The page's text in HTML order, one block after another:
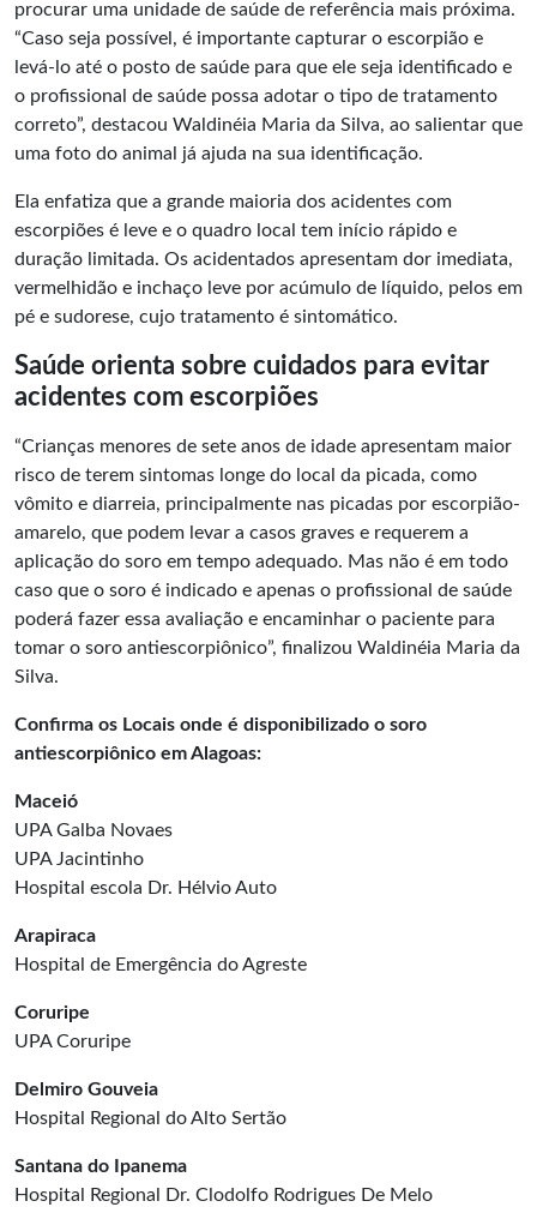
procurar uma unidade de saúde de referência mais próxima.
“Caso seja possível, é importante capturar o escorpião e
levá-lo até o posto de saúde para que ele seja identificado e
o profissional de saúde possa adotar o tipo de tratamento
correto”, destacou Waldinéia Maria da Silva, ao salientar que
uma foto do animal já ajuda na sua identificação.
Ela enfatiza que a grande maioria dos acidentes com
escorpiões é leve e o quadro local tem início rápido e
duração limitada. Os acidentados apresentam dor imediata,
vermelhidão e inchaço leve por acúmulo de líquido, pelos em
pé e sudorese, cujo tratamento é sintomático.
Saúde orienta sobre cuidados para evitar
acidentes com escorpiões
“Crianças menores de sete anos de idade apresentam maior
risco de terem sintomas longe do local da picada, como
vômito e diarreia, principalmente nas picadas por escorpião-
amarelo, que podem levar a casos graves e requerem a
aplicação do soro em tempo adequado. Mas não é em todo
caso que o soro é indicado e apenas o profissional de saúde
poderá fazer essa avaliação e encaminhar o paciente para
tomar o soro antiescorpiônico”, finalizou Waldinéia Maria da
Silva.
Confirma os Locais onde é disponibilizado o soro
antiescorpiônico em Alagoas:
Maceió
UPA Galba Novaes
UPA Jacintinho
Hospital escola Dr. Hélvio Auto
Arapiraca
Hospital de Emergência do Agreste
Coruripe
UPA Coruripe
Delmiro Gouveia
Hospital Regional do Alto Sertão
Santana do Ipanema
Hospital Regional Dr. Clodolfo Rodrigues De Melo